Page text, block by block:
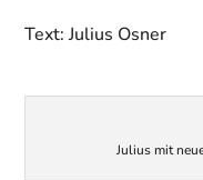
Text: Julius Osner
Julius mit